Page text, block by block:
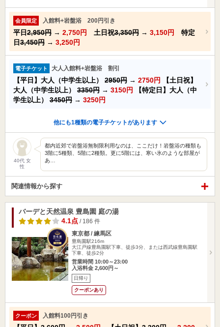
会員限定 入館料+岩盤浴 200円引き
平日2,950円 → 2,750円 土日祝3,350円 → 3,150円
特定
日3,450円 → 3,250円
電子チケット 大人入館料+岩盤浴 割引
【平日】大人（中学生以上） 2950円 → 2750円
【土日祝】
大人（中学生以上） 3350円 → 3150円
【特定日】大人（中
学生以上） 3450円 → 3250円
他にも1種類の電子チケットがあります
40代 女
性
都内近郊で岩盤浴無制限利用なのは、ここだけ！岩盤浴の種類も
3階に5種類、5階に2種類。更に5階には、寒い氷のような部屋が
あ…
関連情報から探す
バーデと天然温泉 豊島園 庭の湯
4.1点 / 186 件
東京都 / 練馬区
豊島園駅216m
大江戸線豊島園駅下車、徒歩3分、または西武線豊島園駅
下車、徒歩2分
営業時間 10:00～23:00
入浴料金 2,600円～
日帰り
クーポンあり
クーポン 入館料100円引き